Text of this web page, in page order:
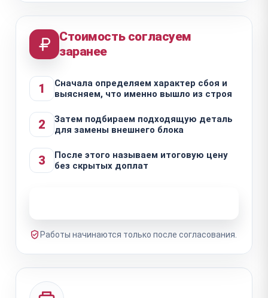
Стоимость согласуем
заранее
1
Сначала определяем характер сбоя и
выясняем, что именно вышло из строя
2
Затем подбираем подходящую деталь
для замены внешнего блока
3
После этого называем итоговую цену
без скрытых доплат
Работы начинаются только после согласования.